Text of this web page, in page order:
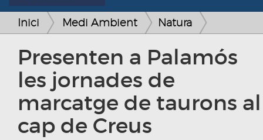
Inici Medi Ambient Natura
Presenten a Palamós
les jornades de
marcatge de taurons al
cap de Creus